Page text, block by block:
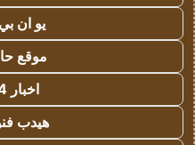
يو ان
موقع
اخبار 24 ساعة
هيدب